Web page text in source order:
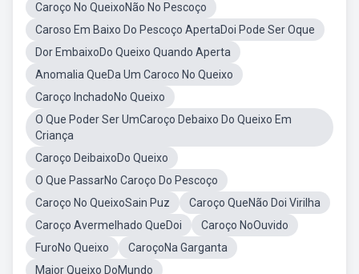
Caroço No QueixoNão No Pescoço
Caroso Em Baixo Do Pescoço ApertaDoi Pode Ser Oque
Dor EmbaixoDo Queixo Quando Aperta
Anomalia QueDa Um Caroco No Queixo
Caroço InchadoNo Queixo
O Que Poder Ser UmCaroço Debaixo Do Queixo Em
Criança
Caroço DeibaixoDo Queixo
O Que PassarNo Caroço Do Pescoço
Caroço No QueixoSain Puz
Caroço QueNão Doi Virilha
Caroço Avermelhado QueDoi
Caroço NoOuvido
FuroNo Queixo
CaroçoNa Garganta
Maior Queixo DoMundo